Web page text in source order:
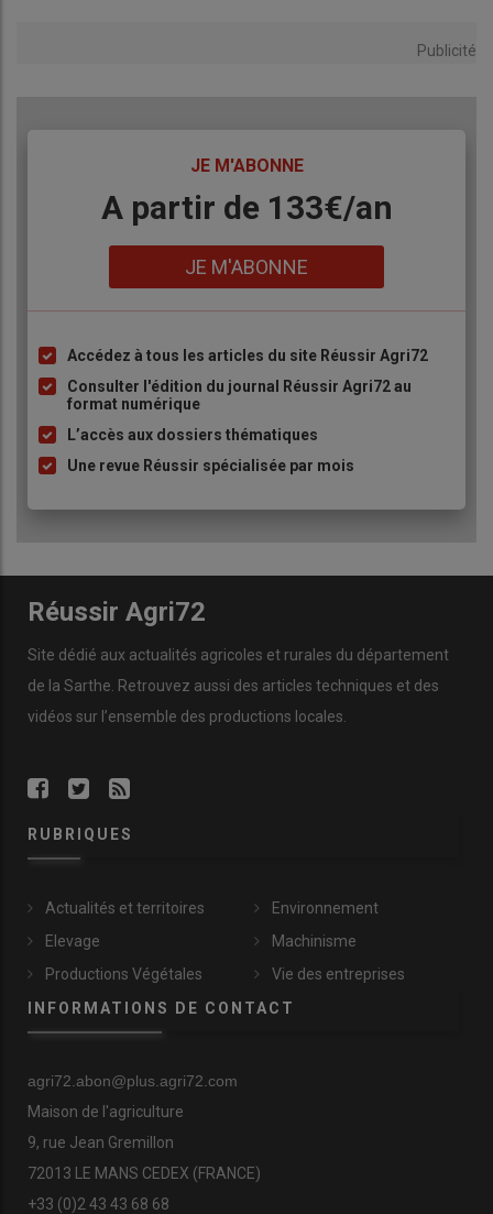
Publicité
JE M'ABONNE
BodyA partir de 133€/an
JE M'ABONNE
Liste
à
puce
Accédez à tous les articles du site Réussir Agri72
Consulter l'édition du journal Réussir Agri72 au
format numérique
L’accès aux dossiers thématiques
Une revue Réussir spécialisée par mois
Réussir Agri72
Site dédié aux actualités agricoles et rurales du département
de la Sarthe. Retrouvez aussi des articles techniques et des
vidéos sur l’ensemble des productions locales.
RUBRIQUES
Actualités et territoires
Elevage
Productions Végétales
Environnement
Machinisme
Vie des entreprises
INFORMATIONS DE CONTACT
agri72.abon@plus.agri72.com
Maison de l'agriculture
9, rue Jean Gremillon
72013 LE MANS CEDEX (FRANCE)
+33 (0)2 43 43 68 68